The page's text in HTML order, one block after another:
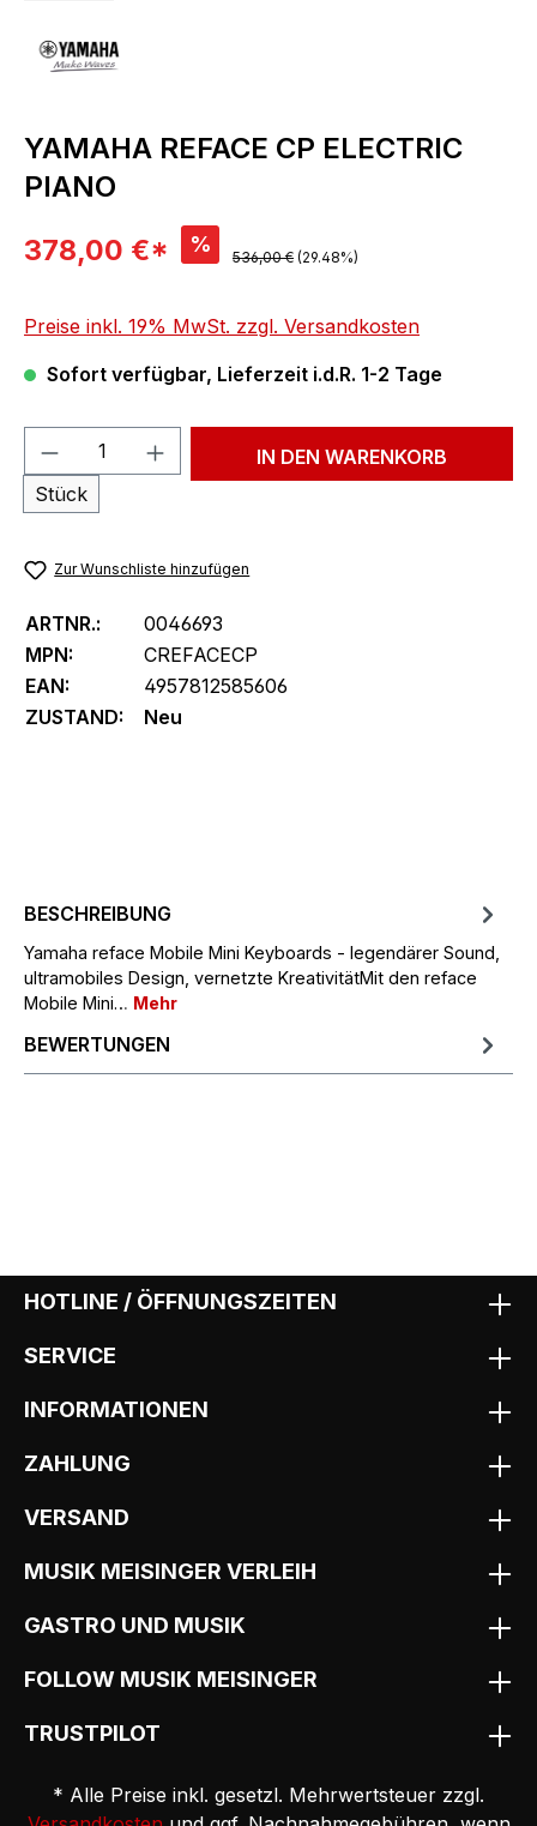
YAMAHA REFACE CP ELECTRIC
PIANO
Verkaufspreis:
378,00 €* % Regulärer Preis:
536,00 € (29.48%)
Preise inkl. 19% MwSt. zzgl. Versandkosten
Sofort verfügbar, Lieferzeit i.d.R. 1-2 Tage
Produkt Anzahl: Gib den
Stück
IN DEN WARENKORB
Zur Wunschliste hinzufügen
ARTNR.:
0046693
MPN:
CREFACECP
EAN:
4957812585606
ZUSTAND:
Neu
BESCHREIBUNG
Yamaha reface Mobile Mini Keyboards - legendärer Sound,
ultramobiles Design, vernetzte KreativitätMit den reface
Mobile Mini… Mehr
BEWERTUNGEN
HOTLINE / ÖFFNUNGSZEITEN
SERVICE
INFORMATIONEN
ZAHLUNG
VERSAND
MUSIK MEISINGER VERLEIH
GASTRO UND MUSIK
FOLLOW MUSIK MEISINGER
TRUSTPILOT
* Alle Preise inkl. gesetzl. Mehrwertsteuer zzgl.